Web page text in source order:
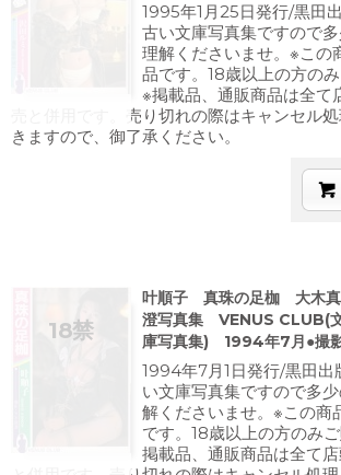
1995年1月25日発行/黒田
古い文庫写真集ですので
理解くださいませ。※この
品です。18歳以上の方のみ
※掲載品、通販商品は全て
売と併用です。売り切れの際はキャンセル
きますので、御了承ください。
叶順子 真珠の足枷 大木真
澄写真集 VENUS CLUB(
庫写真集) 1994年7月●撮
1994年7月1日発行/黒田
い文庫写真集ですので多
解くださいませ。※この商
です。18歳以上の方のみ
掲載品、通販商品は全て